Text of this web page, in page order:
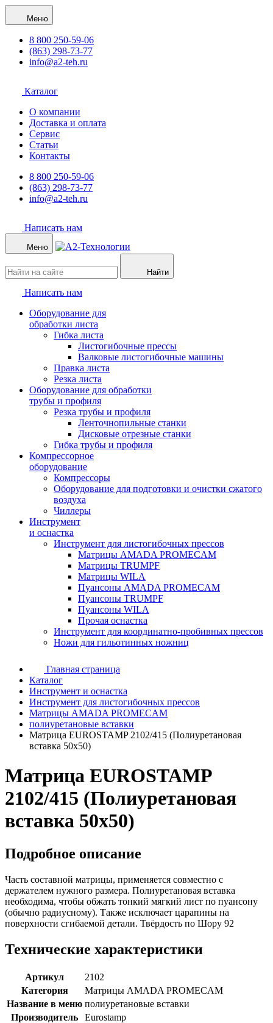
Меню
8 800 250-59-06
(863) 298-73-77
info@a2-teh.ru
Каталог
О компании
Доставка и оплата
Сервис
Статьи
Контакты
8 800 250-59-06
(863) 298-73-77
info@a2-teh.ru
Написать нам
Меню
Найти
Написать нам
Оборудование для
обработки листа
Гибка листа
Листогибочные прессы
Валковые листогибочные машины
Правка листа
Резка листа
Оборудование для обработки
трубы и профиля
Резка трубы и профиля
Ленточнопильные станки
Дисковые отрезные станки
Гибка трубы и профиля
Компрессорное
оборудование
Компрессоры
Оборудование для подготовки и очистки сжатого
воздуха
Чиллеры
Инструмент
и оснастка
Инструмент для листогибочных прессов
Матрицы AMADA PROMECAM
Матрицы TRUMPF
Матрицы WILA
Пуансоны AMADA PROMECAM
Пуансоны TRUMPF
Пуансоны WILA
Прочая оснастка
Инструмент для координатно-пробивных прессов
Ножи для гильотинных ножниц
Главная страница
Каталог
Инструмент и оснастка
Инструмент для листогибочных прессов
Матрицы AMADA PROMECAM
полиуретановые вставки
Матрица EUROSTAMP 2102/415 (Полиуретановая
вставка 50x50)
Матрица EUROSTAMP
2102/415 (Полиуретановая
вставка 50x50)
Подробное описание
Часть составной матрицы, применяется совместно с
держателем нужного размера. Полиуретановая вставка
необходима, чтобы обжать тонкий мягкий лист по пуансону
(обычно радиусному). Также исключает царапины на
поверхности сгибаемой детали. Твёрдость по Шору 92
Технические характеристики
Артикул
2102
Категория
Матрицы AMADA PROMECAM
Название в меню полиуретановые вставки
Производитель
Eurostamp